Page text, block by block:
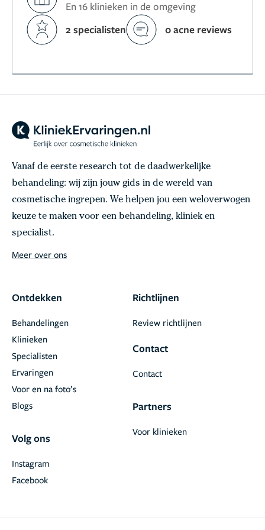
En 16 klinieken in de omgeving
2 specialisten
0 acne reviews
Vanaf de eerste research tot de daadwerkelijke
behandeling: wij zijn jouw gids in de wereld van
cosmetische ingrepen. We helpen jou een weloverwogen
keuze te maken voor een behandeling, kliniek en
specialist.
Meer over ons
Ontdekken
Behandelingen
Klinieken
Specialisten
Ervaringen
Voor en na foto’s
Blogs
Volg ons
Facebook
Instagram
Richtlijnen
Review richtlijnen
Contact
Contact
Partners
Voor klinieken